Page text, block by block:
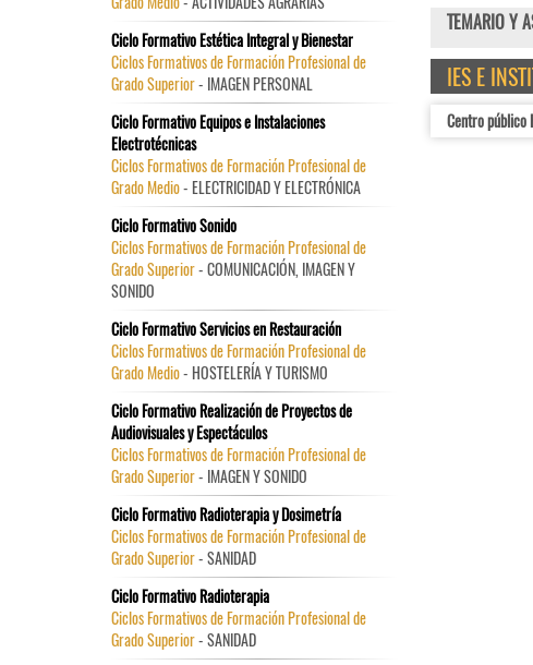
TEMARIO Y
IES E
Centro público
Ciclo Formativo Estética Integral y Bienestar
Ciclos Formativos de Formación Profesional de
Grado Superior- IMAGEN PERSONAL
Ciclo Formativo Equipos e Instalaciones
Electrotécnicas
Ciclos Formativos de Formación Profesional de
Grado Medio- ELECTRICIDAD Y ELECTRÓNICA
Ciclo Formativo Sonido
Ciclos Formativos de Formación Profesional de
Grado Superior- COMUNICACIÓN, IMAGEN Y
SONIDO
Ciclo Formativo Servicios en Restauración
Ciclos Formativos de Formación Profesional de
Grado Medio- HOSTELERÍA Y TURISMO
Ciclo Formativo Realización de Proyectos de
Audiovisuales y Espectáculos
Ciclos Formativos de Formación Profesional de
Grado Superior- IMAGEN Y SONIDO
Ciclo Formativo Radioterapia y Dosimetría
Ciclos Formativos de Formación Profesional de
Grado Superior- SANIDAD
Ciclo Formativo Radioterapia
Ciclos Formativos de Formación Profesional de
Grado Superior- SANIDAD